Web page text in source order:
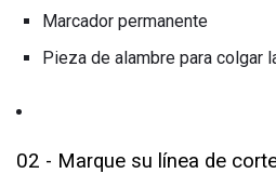
Marcador permanente
Pieza de alambre para colgar
02 - Marque su línea de